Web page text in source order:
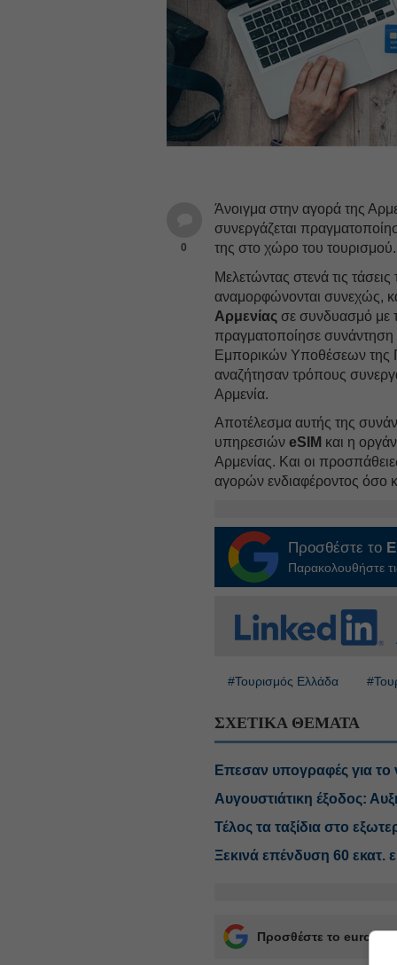
0
Άνοιγμα στην αγορά της
συνεργάζεται
της στο χώρο του τουρισμού.
Μελετώντας στενά τις
αναμορφώνονται συνεχώς,
Αρμενίας σε συνδυασμό με
πραγματοποίησε συνάντηση
Εμπορικών Υποθέσεων της
αναζήτησαν τρόπους
Αρμενία.
Αποτέλεσμα αυτής της
υπηρεσιώνeSIM και η
Αρμενίας. Και οι
αγορών ενδιαφέροντος όσο
Προσθέστε το
Παρακολουθήστε
#Τουρισμός Ελλάδα
ΣΧΕΤΙΚΑ ΘΕΜΑΤΑ
Επεσαν υπογραφές για το
Αυγουστιάτικη έξοδος:
Τέλος τα ταξίδια στο
Ξεκινά επένδυση 60
Προσθέστε το